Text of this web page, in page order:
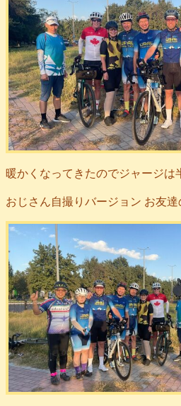
暖かくなってきたのでジャージは
おじさん自撮りバージョン お友達